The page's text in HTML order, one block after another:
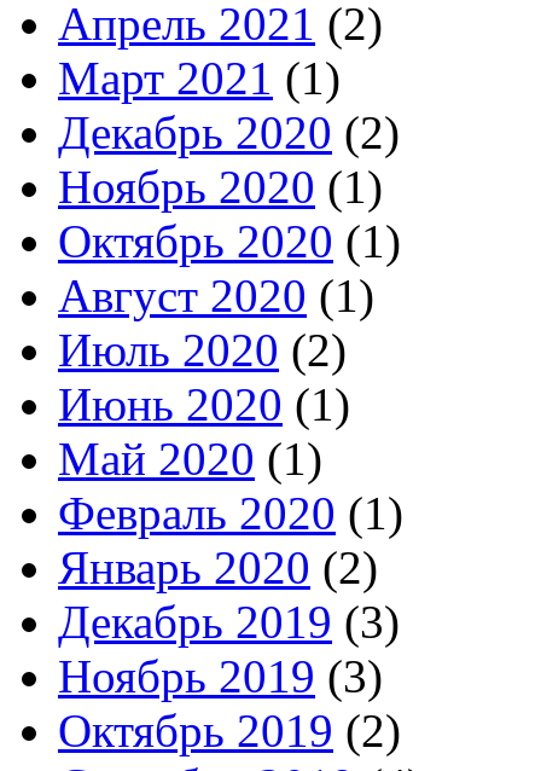
Апрель 2021 (2)
Март 2021 (1)
Декабрь 2020 (2)
Ноябрь 2020 (1)
Октябрь 2020 (1)
Август 2020 (1)
Июль 2020 (2)
Июнь 2020 (1)
Май 2020 (1)
Февраль 2020 (1)
Январь 2020 (2)
Декабрь 2019 (3)
Ноябрь 2019 (3)
Октябрь 2019 (2)